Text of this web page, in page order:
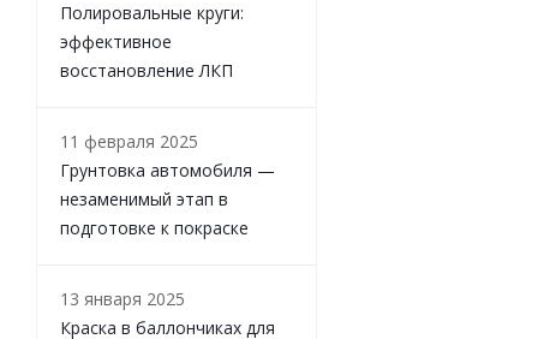
Полировальные круги:
эффективное
восстановление ЛКП
11 февраля 2025
Грунтовка автомобиля —
незаменимый этап в
подготовке к покраске
13 января 2025
Краска в баллончиках для